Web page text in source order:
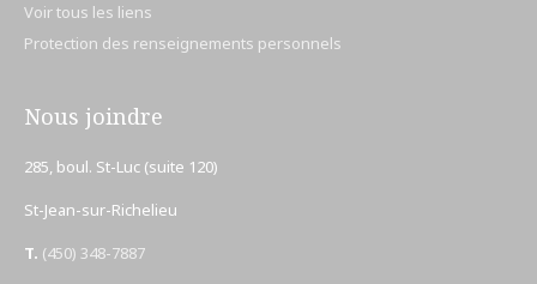
Voir tous les liens
Protection des renseignements personnels
Nous joindre
285, boul. St-Luc (suite 120)
St-Jean-sur-Richelieu
T. (450) 348-7887